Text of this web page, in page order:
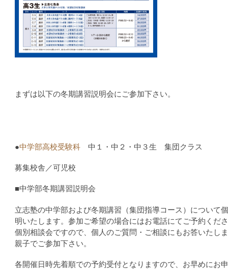
まずは以下の冬期講習説明会にご参加下さい。
●中学部高校受験科 中１・中２・中３生 集団クラス
募集校舎／可児校
■中学部冬期講習説明会
立志塾の中学部および冬期講習（集団指導コース）について
明いたします。参加ご希望の場合にはお電話にてご予約くだ
個別相談会ですので、個人のご質問・ご相談にもお答いたし
親子でご参加下さい。
各開催日時先着順での予約受付となりますので、お早めにお